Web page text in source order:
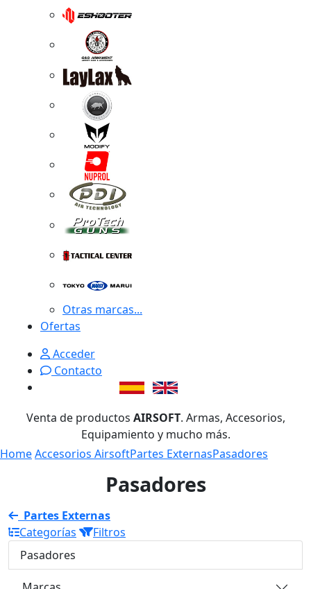
Otras marcas...
Ofertas
Acceder
Contacto
Venta de productos AIRSOFT. Armas, Accesorios,
Equipamiento y mucho más.
HomeAccesorios AirsoftPartes ExternasPasadores
Pasadores
Partes Externas
Categorías
Filtros
Pasadores